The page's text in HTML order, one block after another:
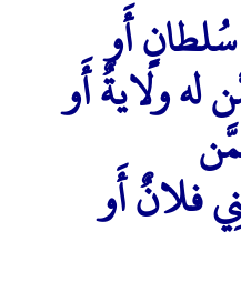
سُلطانٍ أَو
ولايةٌ أَو
فلانٌ أَو